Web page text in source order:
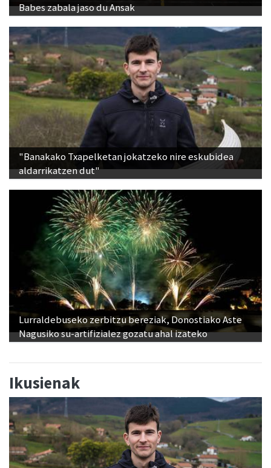
Babes zabala jaso du Ansak
"Banakako Txapelketan jokatzeko nire eskubidea
aldarrikatzen dut"
Lurraldebuseko zerbitzu bereziak, Donostiako Aste
Nagusiko su-artifizialez gozatu ahal izateko
Ikusienak